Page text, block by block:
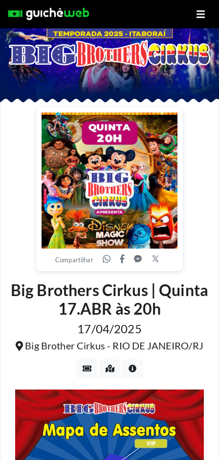
Compartilhar
Big Brothers Cirkus | Quinta
17.ABR às 20h
17/04/2025
Big Brother Cirkus - RIO DE JANEIRO/RJ